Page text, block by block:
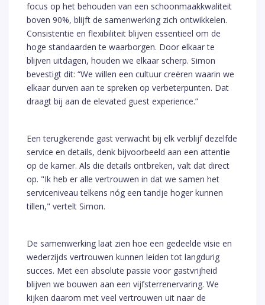
focus op het behouden van een schoonmaakkwaliteit
boven 90%, blijft de samenwerking zich ontwikkelen.
Consistentie en flexibiliteit blijven essentieel om de
hoge standaarden te waarborgen. Door elkaar te
blijven uitdagen, houden we elkaar scherp. Simon
bevestigt dit: “We willen een cultuur creëren waarin we
elkaar durven aan te spreken op verbeterpunten. Dat
draagt bij aan de elevated guest experience.”
Een terugkerende gast verwacht bij elk verblijf dezelfde
service en details, denk bijvoorbeeld aan een attentie
op de kamer. Als die details ontbreken, valt dat direct
op. "Ik heb er alle vertrouwen in dat we samen het
serviceniveau telkens nóg een tandje hoger kunnen
tillen," vertelt Simon.
De samenwerking laat zien hoe een gedeelde visie en
wederzijds vertrouwen kunnen leiden tot langdurig
succes. Met een absolute passie voor gastvrijheid
blijven we bouwen aan een vijfsterrenervaring. We
kijken daarom met veel vertrouwen uit naar de